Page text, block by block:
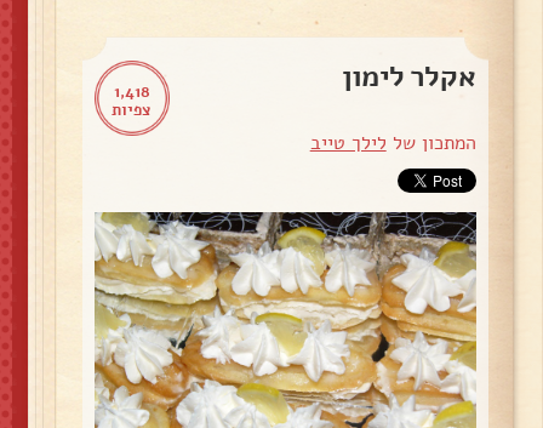
1,418
צפיות
אקלר לימון
המתכון של לילך טייב